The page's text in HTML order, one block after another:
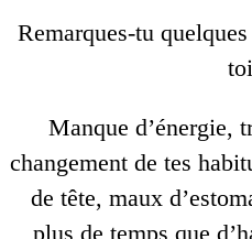
Remarques-tu
Manque d’énergie,
changement de tes
de tête, maux
plus de temps que